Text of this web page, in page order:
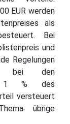
EUR werden
als
Bei
und
Regelungen
bei den
1 % des
versteuert
übrige